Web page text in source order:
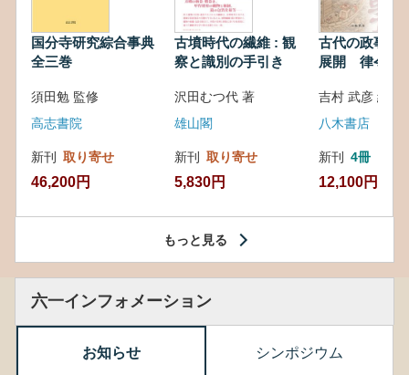
国分寺研究綜合事典
全三巻
須田勉 監修
高志書院
新刊 取り寄せ
46,200円
古墳時代の繊維 : 観
察と識別の手引き
沢田むつ代 著
雄山閣
新刊 取り寄せ
5,830円
古代の政事と
展開 律令・
吉村 武彦 編集
八木書店
新刊 4冊
12,100円
もっと見る
六一インフォメーション
お知らせ シンポジウム